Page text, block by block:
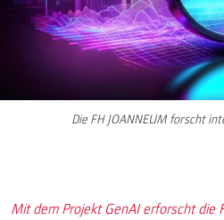
Die FH JOANNEUM forscht
Mit dem Projekt GenAI erforscht die